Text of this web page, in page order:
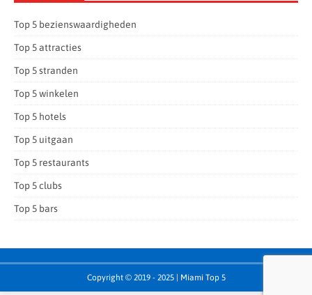
Top 5 bezienswaardigheden
Top 5 attracties
Top 5 stranden
Top 5 winkelen
Top 5 hotels
Top 5 uitgaan
Top 5 restaurants
Top 5 clubs
Top 5 bars
Copyright © 2019 - 2025 | Miami Top 5